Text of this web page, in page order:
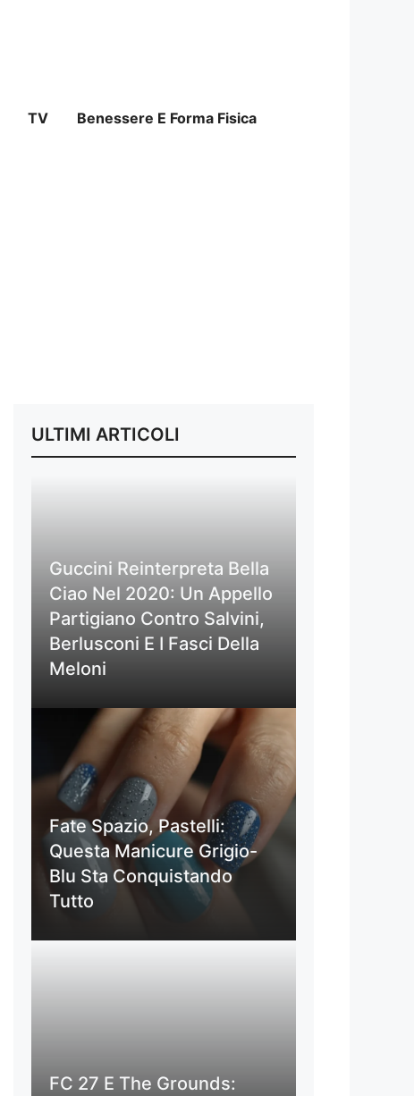
TV Benessere E Forma Fisica
ULTIMI ARTICOLI
Guccini Reinterpreta Bella
Ciao Nel 2020: Un Appello
Partigiano Contro Salvini,
Berlusconi E I Fasci Della
Meloni
Fate Spazio, Pastelli:
Questa Manicure Grigio-
Blu Sta Conquistando
Tutto
FC 27 E The Grounds: